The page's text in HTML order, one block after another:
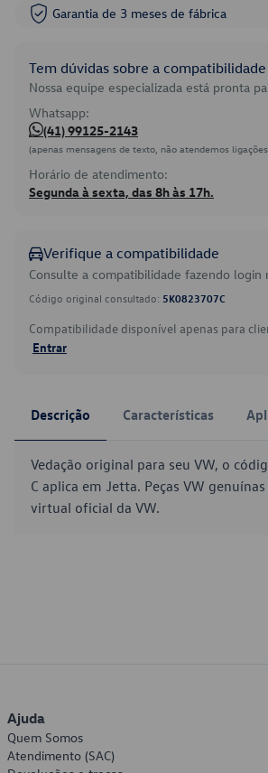
Garantia de 3 meses de fábrica
Tem dúvidas sobre a
Nossa equipe especializada está pronta
Whatsapp:
(41) 99125-2143
(apenas mensagens de texto, não atendemos
Horário de atendimento:
Segunda à sexta, das 8h às 17h.
Verifique a compatibilidade
Consulte a compatibilidade fazendo login
Código original consultado: 5K0823707C
Compatibilidade disponível apenas para
Entrar
Descrição Características
Vedação original para seu VW, o
C aplica em Jetta. Peças VW
virtual oficial da VW.
Ajuda
Quem Somos
Atendimento (SAC)